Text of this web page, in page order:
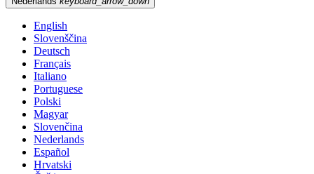
English
Slovenščina
Deutsch
Français
Italiano
Portuguese
Polski
Magyar
Slovenčina
Nederlands
Español
Hrvatski